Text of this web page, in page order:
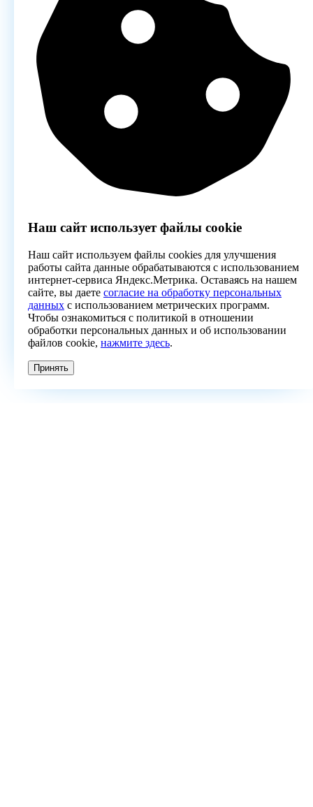
Наш сайт использует файлы cookie
Наш сайт используем файлы cookies для улучшения
работы сайта данные обрабатываются с использованием
интернет-сервиса Яндекс.Метрика. Оставаясь на нашем
сайте, вы даете согласие на обработку персональных
данных с использованием метрических программ.
Чтобы ознакомиться с политикой в отношении
обработки персональных данных и об использовании
файлов cookie, нажмите здесь.
Принять